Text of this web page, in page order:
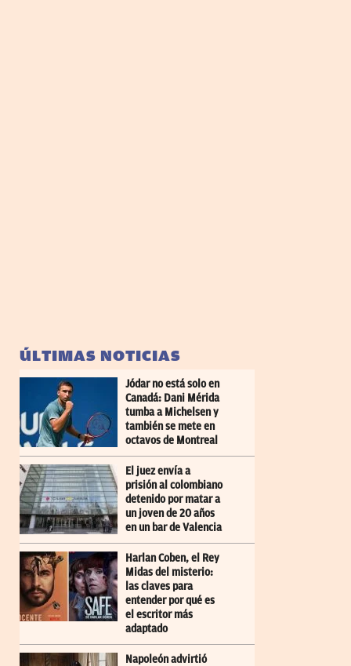
ÚLTIMAS NOTICIAS
Jódar no está solo en
Canadá: Dani Mérida
tumba a Michelsen y
también se mete en
octavos de Montreal
El juez envía a
prisión al colombiano
detenido por matar a
un joven de 20 años
en un bar de Valencia
Harlan Coben, el Rey
Midas del misterio:
las claves para
entender por qué es
el escritor más
adaptado
Napoleón advirtió